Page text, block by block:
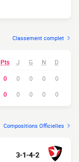
Classement complet
Pts J G N D
0 0 0 0
0
0 0 0 0 0
Compositions Officielles
3-1-4-2